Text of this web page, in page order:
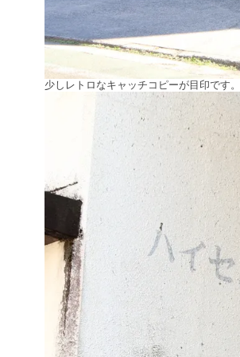
少しレトロなキャッチコピーが目印です。